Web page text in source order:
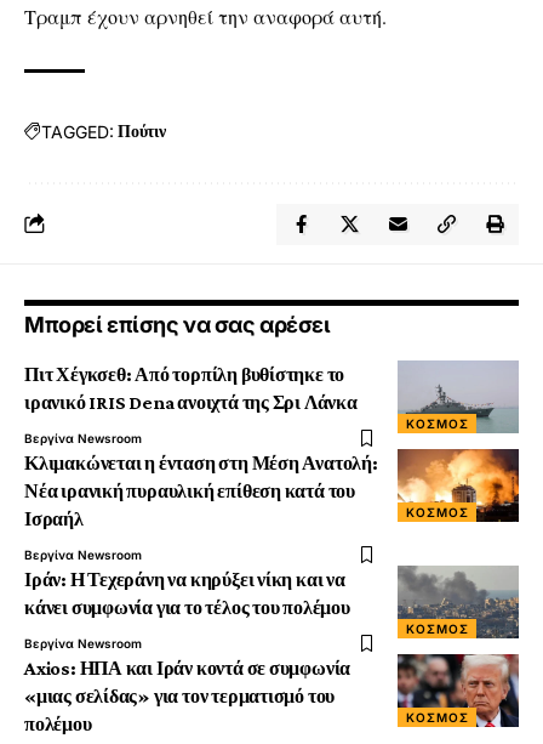
Τραμπ έχουν αρνηθεί την αναφορά αυτή.
TAGGED: Πούτιν
Μπορεί επίσης να σας αρέσει
ΚΟΣΜΟΣ
Πιτ Χέγκσεθ: Από τορπίλη βυθίστηκε το
ιρανικό IRIS Dena ανοιχτά της Σρι Λάνκα
Βεργίνα Newsroom
ΚΟΣΜΟΣ
Κλιμακώνεται η ένταση στη Μέση Ανατολή:
Νέα ιρανική πυραυλική επίθεση κατά του
Ισραήλ
Βεργίνα Newsroom
ΚΟΣΜΟΣ
Ιράν: Η Τεχεράνη να κηρύξει νίκη και να
κάνει συμφωνία για το τέλος του πολέμου
Βεργίνα Newsroom
ΚΟΣΜΟΣ
Axios: ΗΠΑ και Ιράν κοντά σε συμφωνία
«μιας σελίδας» για τον τερματισμό του
πολέμου